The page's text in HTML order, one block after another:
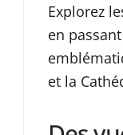
Explorez
en
et la